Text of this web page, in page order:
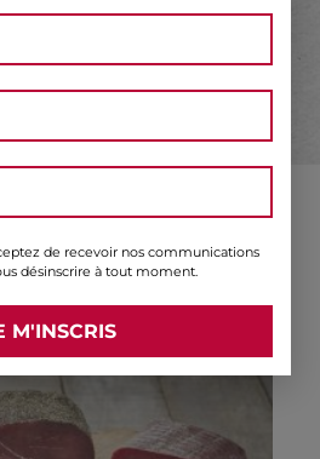
...
de recevoir nos communications
désinscrire à tout moment.